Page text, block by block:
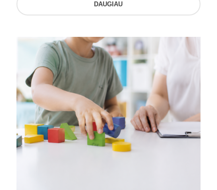
DAUGIAU